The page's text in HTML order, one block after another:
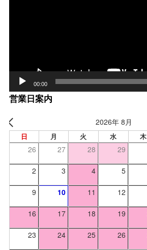
00:00
営業日案内
2026年 8月
日 月 火 水 木
26 27 28 29
2 3 4 5
9 10 11 12
16 17 18 19
23 24 25 26